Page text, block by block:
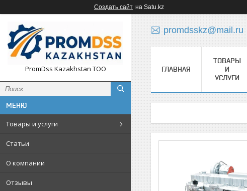
Создать сайт на Satu.kz
PromDss Kazakhstan TOO
Товары и услуги
Статьи
О компании
Отзывы
promdsskz@mail.ru
ГЛАВНАЯ
ТОВАРЫ
И
УСЛУГИ